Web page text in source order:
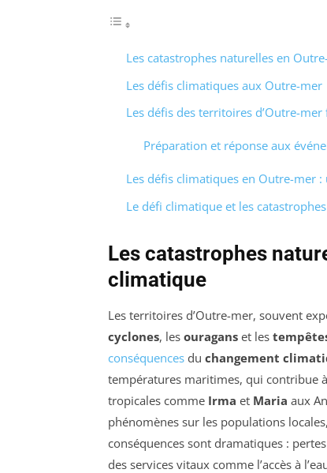
Les catastrophes naturelles en
Les défis climatiques aux Outre-mer
Les défis des territoires d’Outre-
Préparation et réponse aux
Les défis climatiques en Outre-mer
Le défi climatique et les
Les catastrophes
climatique
Les territoires d’Outre-mer, souvent
cyclones, les ouragans et les
conséquences du changement
températures maritimes, qui contribue
tropicales comme Irma et Maria aux
phénomènes sur les populations
conséquences sont dramatiques :
des services vitaux comme l’accès à